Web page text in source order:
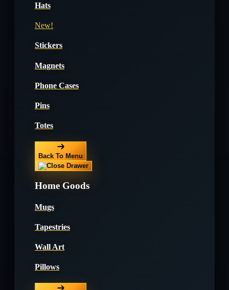
Hats
New!
Stickers
Magnets
Phone Cases
Pins
Totes
Back To Menu
Home Goods
Mugs
Tapestries
Wall Art
Pillows